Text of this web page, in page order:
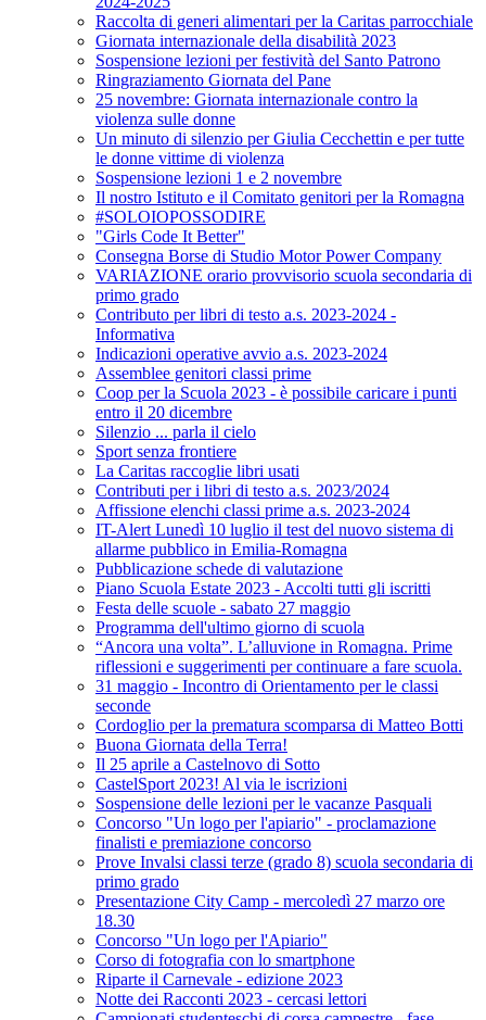
Raccolta di generi alimentari per la Caritas parrocchiale
Giornata internazionale della disabilità 2023
Sospensione lezioni per festività del Santo Patrono
Ringraziamento Giornata del Pane
25 novembre: Giornata internazionale contro la
violenza sulle donne
Un minuto di silenzio per Giulia Cecchettin e per tutte
le donne vittime di violenza
Sospensione lezioni 1 e 2 novembre
Il nostro Istituto e il Comitato genitori per la Romagna
#SOLOIOPOSSODIRE
"Girls Code It Better"
Consegna Borse di Studio Motor Power Company
VARIAZIONE orario provvisorio scuola secondaria di
primo grado
Contributo per libri di testo a.s. 2023-2024 -
Informativa
Indicazioni operative avvio a.s. 2023-2024
Assemblee genitori classi prime
Coop per la Scuola 2023 - è possibile caricare i punti
entro il 20 dicembre
Silenzio ... parla il cielo
Sport senza frontiere
La Caritas raccoglie libri usati
Contributi per i libri di testo a.s. 2023/2024
Affissione elenchi classi prime a.s. 2023-2024
IT-Alert Lunedì 10 luglio il test del nuovo sistema di
allarme pubblico in Emilia-Romagna
Pubblicazione schede di valutazione
Piano Scuola Estate 2023 - Accolti tutti gli iscritti
Festa delle scuole - sabato 27 maggio
Programma dell'ultimo giorno di scuola
“Ancora una volta”. L’alluvione in Romagna. Prime
riflessioni e suggerimenti per continuare a fare scuola.
31 maggio - Incontro di Orientamento per le classi
seconde
Cordoglio per la prematura scomparsa di Matteo Botti
Buona Giornata della Terra!
Il 25 aprile a Castelnovo di Sotto
CastelSport 2023! Al via le iscrizioni
Sospensione delle lezioni per le vacanze Pasquali
Concorso "Un logo per l'apiario" - proclamazione
finalisti e premiazione concorso
Prove Invalsi classi terze (grado 8) scuola secondaria di
primo grado
Presentazione City Camp - mercoledì 27 marzo ore
18.30
Concorso "Un logo per l'Apiario"
Corso di fotografia con lo smartphone
Riparte il Carnevale - edizione 2023
Notte dei Racconti 2023 - cercasi lettori